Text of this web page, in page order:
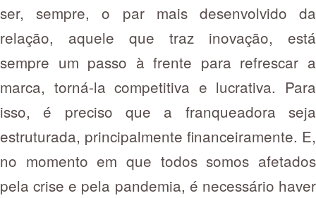
ser, sempre, o par mais desenvolvido da
relação, aquele que traz inovação, está
sempre um passo à frente para refrescar a
marca, torná-la competitiva e lucrativa. Para
isso, é preciso que a franqueadora seja
estruturada, principalmente financeiramente. E,
no momento em que todos somos afetados
pela crise e pela pandemia, é necessário haver